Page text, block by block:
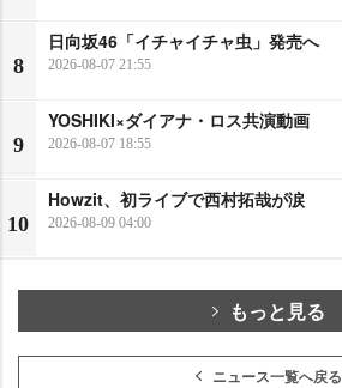
8
日向坂46「イチャイチャ虫」発売へ
2026-08-07 21:55
9
YOSHIKI×ダイアナ・ロス共演動画
2026-08-07 18:55
10
Howzit、初ライブで西村拓哉が涙
2026-08-09 04:00
もっと見る
ニュース一覧へ戻る